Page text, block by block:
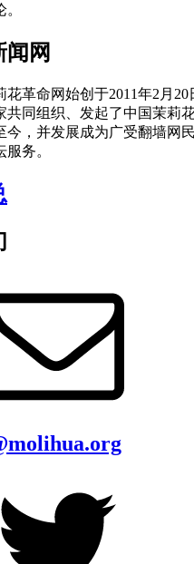
网
命网始创于2011年2月20
共同组织、发起了中国茉莉
今，并发展成为广受翻墙网
务。